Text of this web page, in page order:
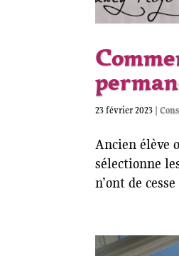
23 février 2023 |
Ancien élève
sélectionne
n’ont de